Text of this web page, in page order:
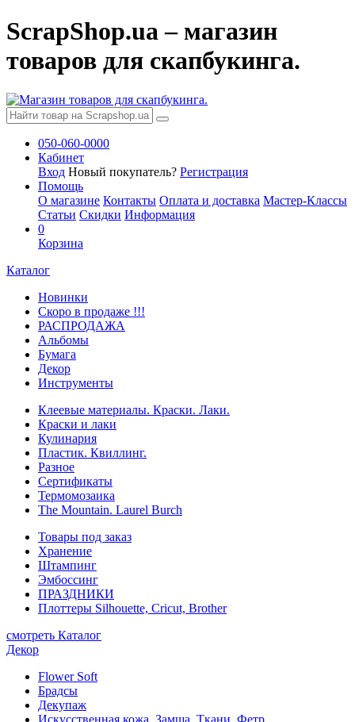
ScrapShop.ua – магазин
товаров для скапбукинга.
050-060-0000
Кабинет
Вход Новый покупатель? Регистрация
Помощь
О магазине Контакты Оплата и доставка Мастер-Классы
Статьи Скидки Информация
0
Корзина
Каталог
Новинки
Скоро в продаже !!!
РАСПРОДАЖА
Альбомы
Бумага
Декор
Инструменты
Клеевые материалы. Краски. Лаки.
Краски и лаки
Кулинария
Пластик. Квиллинг.
Разное
Сертификаты
Термомозаика
The Mountain. Laurel Burch
Товары под заказ
Хранение
Штампинг
Эмбоссинг
ПРАЗДНИКИ
Плоттеры Silhouette, Cricut, Brother
смотреть Каталог
Декор
Flower Soft
Брадсы
Декупаж
Искусственная кожа. Замша. Ткани. Фетр.